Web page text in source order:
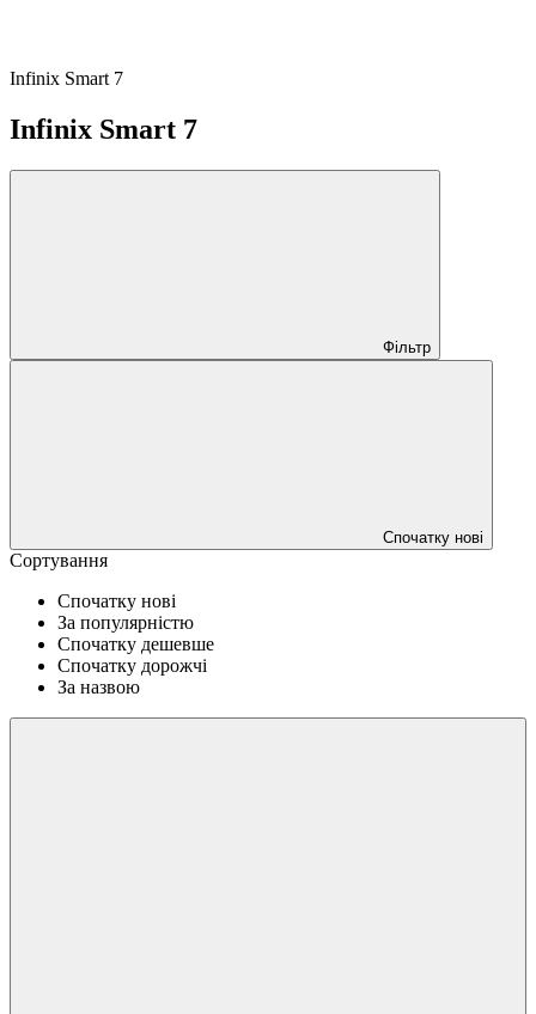
Infinix Smart 7
Infinix Smart 7
Фільтр
Спочатку нові
Сортування
Спочатку нові
За популярністю
Спочатку дешевше
Спочатку дорожчі
За назвою